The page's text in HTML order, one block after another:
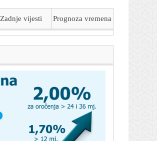
Zadnje vijesti Prognoza vremena